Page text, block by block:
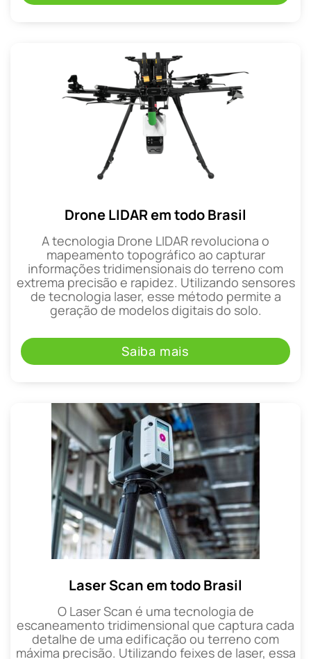
Drone LIDAR em todo Brasil
A tecnologia Drone LIDAR revoluciona o
mapeamento topográfico ao capturar
informações tridimensionais do terreno com
extrema precisão e rapidez. Utilizando sensores
de tecnologia laser, esse método permite a
geração de modelos digitais do solo.
Saiba mais
Laser Scan em todo Brasil
O Laser Scan é uma tecnologia de
escaneamento tridimensional que captura cada
detalhe de uma edificação ou terreno com
máxima precisão. Utilizando feixes de laser, essa